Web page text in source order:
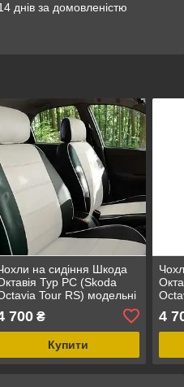
днів за домовленістю
на сидіння Шкода
Тур РС (Skoda
Tour RS) модельні
700₴
Купити
4